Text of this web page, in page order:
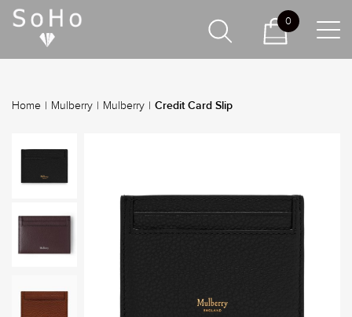
Home | Mulberry | Mulberry | Credit Card Slip
0